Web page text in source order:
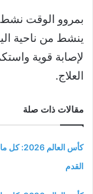
بمروو الوقت
ينشط من ناحية
لإصابة قوية
العلاج.
مقالات ذات صلة
كأس
القدم